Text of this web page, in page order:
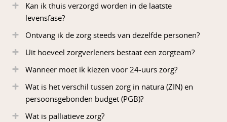
Kan ik thuis verzorgd worden in de laatste
levensfase?
Ontvang ik de zorg steeds van dezelfde personen?
Uit hoeveel zorgverleners bestaat een zorgteam?
Wanneer moet ik kiezen voor 24-uurs zorg?
Wat is het verschil tussen zorg in natura (ZIN) en
persoonsgebonden budget (PGB)?
Wat is palliatieve zorg?